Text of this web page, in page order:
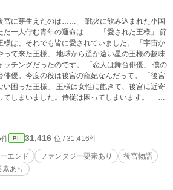
宮に芽生えたのは……」 戦火に飲み込まれた小国
佇む青年の運命は…… 「愛された王様」 節
は、それでも皆に愛されていました。 「宇宙か
って来た王様」 地球から遥か遠い星の王様の趣味
だったのです。 「恋人は舞台俳優」 僕の
優。今度の役は後宮の寵妃なんだって。 「後宮
い困った王様」 王様は女性に飽きて、後宮に近寄
しまいました。侍従は困ってしまいます。 「孤
獣人族の王子様」 後宮にやって来た隣国の王子
米兵士は赤面する」 王の護衛の
で赤面した。 「男やもめの将軍は宦官を
る」 一作目の「戦火の後宮……」の攻め視点で
た王様の話。 「後宮の悲恋」 後宮に囚わ
子。彼の恋心は王によって踏みにじられた。 後
BL 31,416 位 / 31,416件
エンド ファンタジー要素あり
後宮物語
あり